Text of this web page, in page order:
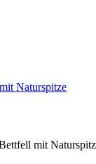
mit